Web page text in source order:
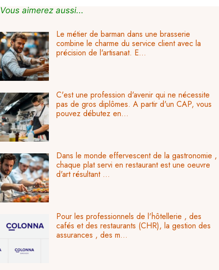
Vous aimerez aussi...
Le métier de barman dans une brasserie
combine le charme du service client avec la
précision de l'artisanat. E...
C'est une profession d'avenir qui ne nécessite
pas de gros diplômes. A partir d'un CAP, vous
pouvez débutez en...
Dans le monde effervescent de la gastronomie ,
chaque plat servi en restaurant est une oeuvre
d'art résultant ...
Pour les professionnels de l'hôtellerie , des
cafés et des restaurants (CHR), la gestion des
assurances , des m...